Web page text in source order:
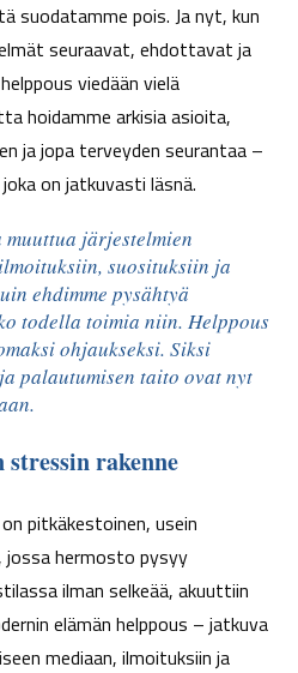
suodatamme pois. Ja nyt, kun
seuraavat, ehdottavat ja
viedään vielä
hoidamme arkisia asioita,
ja jopa terveyden seurantaa –
on jatkuvasti läsnä.
järjestelmien
suosituksiin ja
ehdimme pysähtyä
todella toimia niin. Helppous
ohjaukseksi. Siksi
palautumisen taito ovat nyt
rakenne
pitkäkestoinen, usein
hermosto pysyy
ilman selkeää, akuuttiin
elämän helppous – jatkuva
mediaan, ilmoituksiin ja